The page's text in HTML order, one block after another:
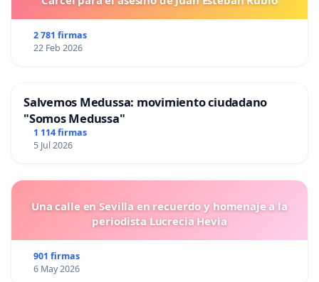
2 781 firmas
22 Feb 2026
Salvemos Medussa: movimiento ciudadano
"Somos Medussa"
1 114 firmas
5 Jul 2026
Una calle en Sevilla en recuerdo y homenaje a la
periodista Lucrecia Hevia
901 firmas
6 May 2026